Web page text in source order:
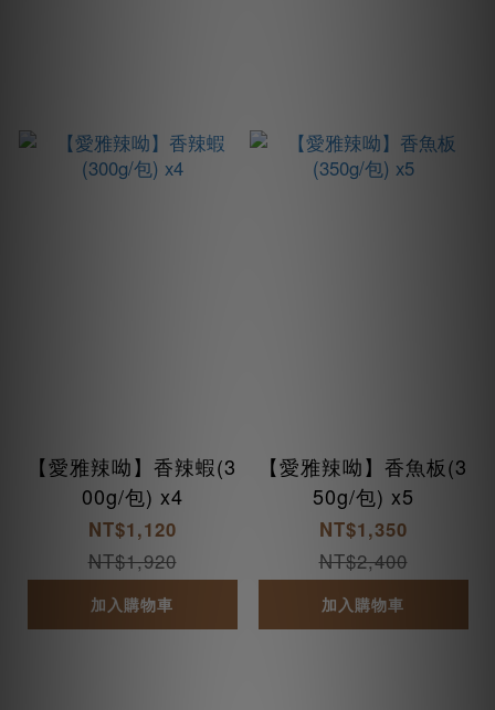
【愛雅辣呦】香辣蝦(3
00g/包) x4
NT$1,120
NT$1,920
加入購物車
【愛雅辣呦】香魚板(3
50g/包) x5
NT$1,350
NT$2,400
加入購物車